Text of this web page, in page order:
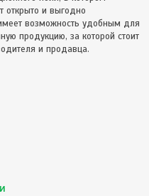
открыто и выгодно
возможность удобным для
продукцию, за которой стоит
и продавца.